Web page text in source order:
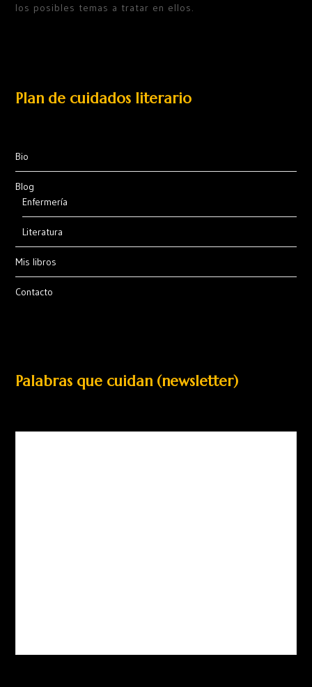
los posibles temas a tratar en ellos.
Plan de cuidados literario
Bio
Blog
Enfermería
Literatura
Mis libros
Contacto
Palabras que cuidan (newsletter)